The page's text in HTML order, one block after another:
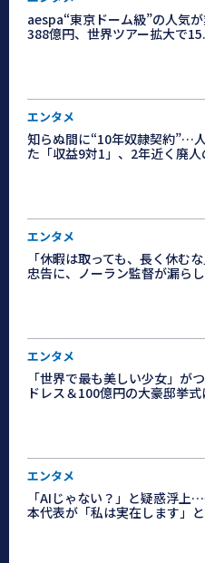
aespa“東京ドーム級”の人気
388億円、世界ツアー拡大で
エンタメ
知らぬ間に“10年奴隷契約”…
た「収益9対1」、2年近く廃
エンタメ
「休暇は取っても、長く休む
忠告に、ノーラン監督が漏ら
エンタメ
「世界で最も美しい少女」
ドレス＆100億円の大豪邸挙式
エンタメ
「AIじゃない？」と疑惑浮上
本代表が「私は実在します」